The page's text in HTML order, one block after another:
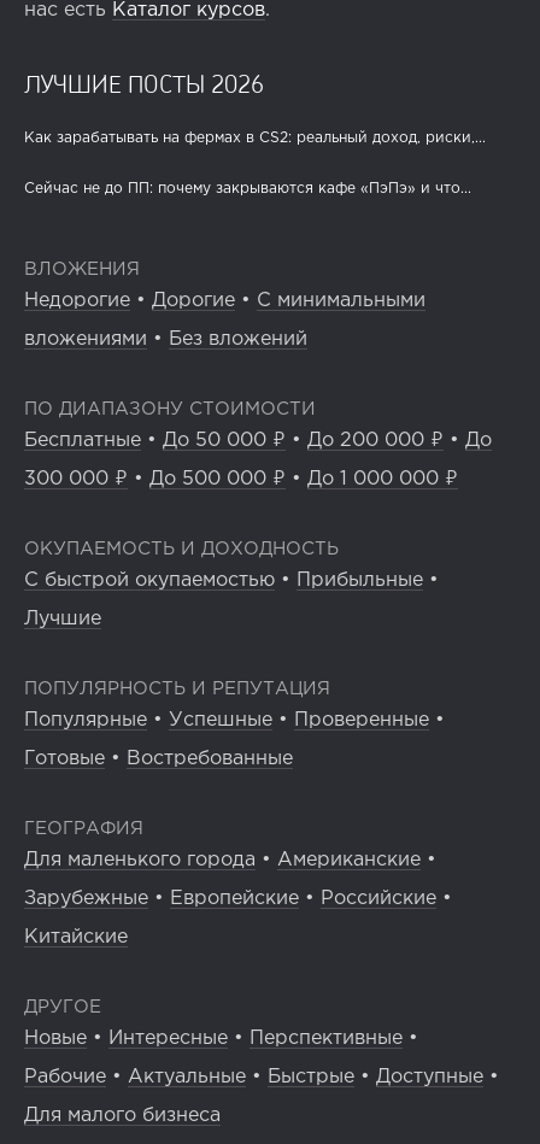
нас есть Каталог курсов.
ЛУЧШИЕ ПОСТЫ 2026
Как зарабатывать на фермах в CS2: реальный доход, риски,...
Сейчас не до ПП: почему закрываются кафе «ПэПэ» и что...
ВЛОЖЕНИЯ
Недорогие • Дорогие • С минимальными
вложениями • Без вложений
ПО ДИАПАЗОНУ СТОИМОСТИ
Бесплатные • До 50 000 ₽ • До 200 000 ₽ • До
300 000 ₽ • До 500 000 ₽ • До 1 000 000 ₽
ОКУПАЕМОСТЬ И ДОХОДНОСТЬ
С быстрой окупаемостью • Прибыльные •
Лучшие
ПОПУЛЯРНОСТЬ И РЕПУТАЦИЯ
Популярные • Успешные • Проверенные •
Готовые • Востребованные
ГЕОГРАФИЯ
Для маленького города • Американские •
Зарубежные • Европейские • Российские •
Китайские
ДРУГОЕ
Новые • Интересные • Перспективные •
Рабочие • Актуальные • Быстрые • Доступные •
Для малого бизнеса